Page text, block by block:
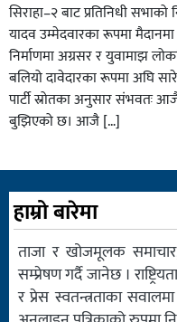
सिराहा–२ बाट प्रतिनिधी
यादव उम्मेदवारका रूपमा मैदानमा
निर्माणमा अग्रसर र युवामाझ
बलियो दावेदारका रूपमा अघि
पार्टी स्रोतका अनुसार संभवतः
बुझिएको छ। आजै […]
हाम्रो बारेमा
ताजा र खोजमूलक समाचार,
सम्प्रेषण गर्दै जानेछ ।
र प्रेस स्वतन्त्रताका